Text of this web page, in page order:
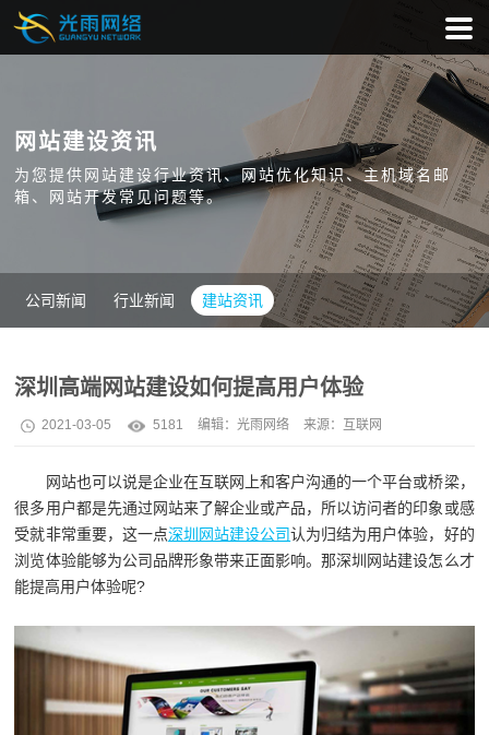
网站建设资讯
为您提供网站建设行业资讯、网站优化知识、主机域名邮
箱、网站开发常见问题等。
公司新闻 行业新闻 建站资讯
深圳高端网站建设如何提高用户体验
2021-03-05 5181 编辑：光雨网络 来源：互联网
网站也可以说是企业在互联网上和客户沟通的一个平台或桥梁，
很多用户都是先通过网站来了解企业或产品，所以访问者的印象或感
受就非常重要，这一点深圳网站建设公司认为归结为用户体验，好的
浏览体验能够为公司品牌形象带来正面影响。那深圳网站建设怎么才
能提高用户体验呢?